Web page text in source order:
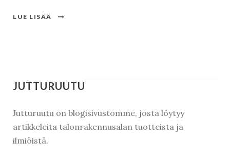
LUE LISÄÄ
JUTTURUUTU
Jutturuutu on blogisivustomme, josta löytyy
artikkeleita talonrakennusalan tuotteista ja
ilmiöistä.